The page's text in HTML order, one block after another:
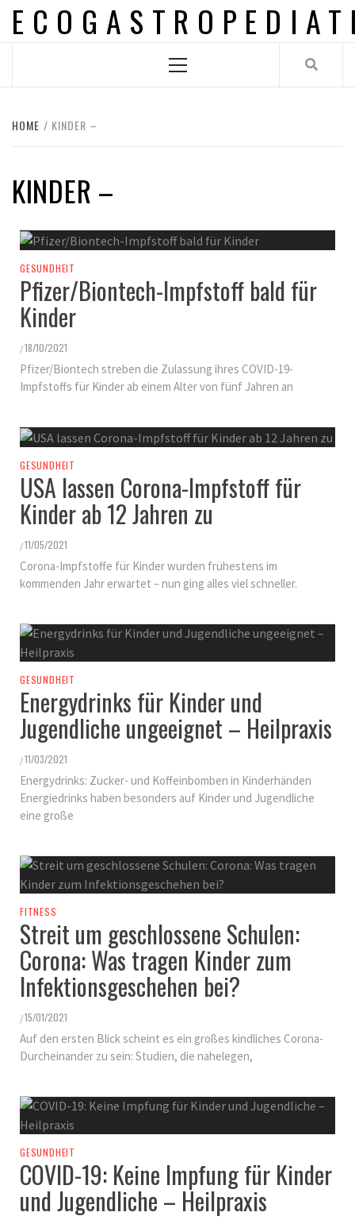
Skip
Menu
HOME KINDER –
KINDER –
GESUNDHEIT
Pfizer/Biontech-Impfstoff bald für
Kinder
/18/10/2021
Pfizer/Biontech streben die Zulassung ihres COVID-19-
Impfstoffs für Kinder ab einem Alter von fünf Jahren an
GESUNDHEIT
USA lassen Corona-Impfstoff für
Kinder ab 12 Jahren zu
/11/05/2021
Corona-Impfstoffe für Kinder wurden frühestens im
kommenden Jahr erwartet – nun ging alles viel schneller.
GESUNDHEIT
Energydrinks für Kinder und
Jugendliche ungeeignet – Heilpraxis
/11/03/2021
Energydrinks: Zucker- und Koffeinbomben in Kinderhänden
Energiedrinks haben besonders auf Kinder und Jugendliche
eine große
FITNESS
Streit um geschlossene Schulen:
Corona: Was tragen Kinder zum
Infektionsgeschehen bei?
/15/01/2021
Auf den ersten Blick scheint es ein großes kindliches Corona-
Durcheinander zu sein: Studien, die nahelegen,
GESUNDHEIT
COVID-19: Keine Impfung für Kinder
und Jugendliche – Heilpraxis